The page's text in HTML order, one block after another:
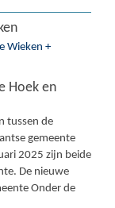
Wieken +
Hoek en
tussen de
gemeente
2025 zijn beide
De nieuwe
Onder de